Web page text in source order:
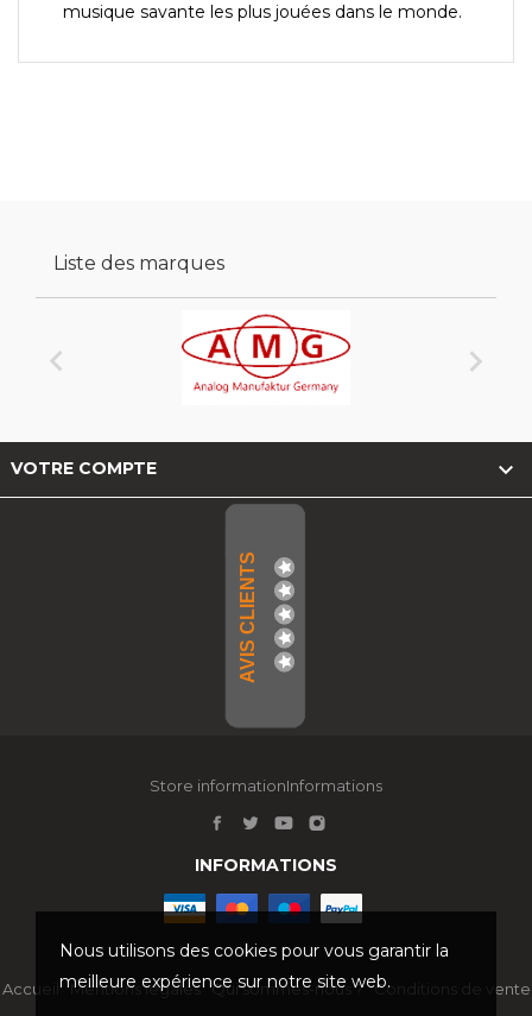
musique savante les plus jouées dans le monde.
Liste des marques
 
VOTRE COMPTE 
Nous utilisons des cookies pour vous garantir la
meilleure expérience sur notre site web.
AVIS CLIENTS
Store informationInformations
INFORMATIONS
Accueil Mentions légales Qui sommes-nous ? Conditions de vente